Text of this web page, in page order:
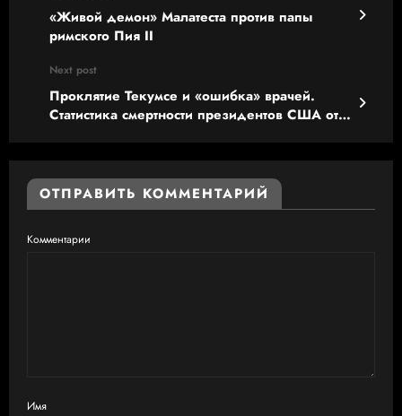
«Живой демон» Малатеста против папы
римского Пия II
Next post
Проклятие Текумсе и «ошибка» врачей.
Статистика смертности президентов США от
ОТПРАВИТЬ КОММЕНТАРИЙ
Комментарии
Имя